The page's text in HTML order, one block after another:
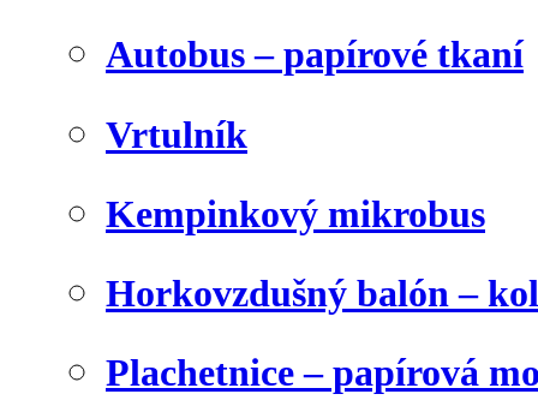
Autobus – papírové tkaní
Vrtulník
Kempinkový mikrobus
Horkovzdušný balón –
Plachetnice – papírová